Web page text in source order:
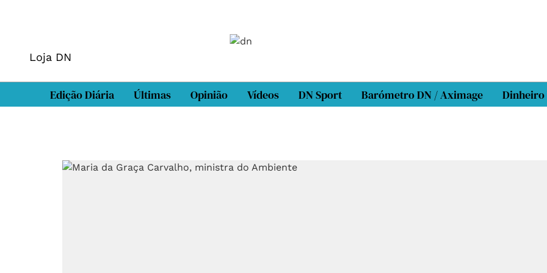
Loja DN
Edição Diária Últimas Opinião Vídeos DN Sport Barómetro DN / Aximage Dinheiro